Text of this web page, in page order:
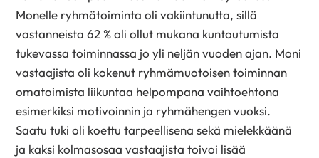
Monelle ryhmätoiminta oli vakiintunutta, sillä
vastanneista 62 % oli ollut mukana kuntoutumista
tukevassa toiminnassa jo yli neljän vuoden ajan. Moni
vastaajista oli kokenut ryhmämuotoisen toiminnan
omatoimista liikuntaa helpompana vaihtoehtona
esimerkiksi motivoinnin ja ryhmähengen vuoksi.
Saatu tuki oli koettu tarpeellisena sekä mielekkäänä
ja kaksi kolmasosaa vastaajista toivoi lisää